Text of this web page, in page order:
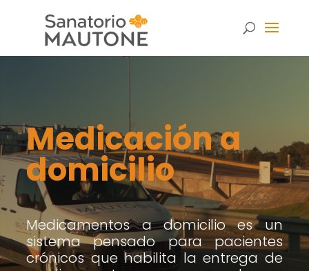
Medicación a
domicilio
Medicamentos a domicilio es un
sistema pensado para pacientes
crónicos que habilita la entrega de